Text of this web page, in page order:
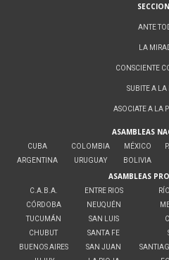
ANTE
LA
CONSCIENTE
SUBITE A LA
ASOCIATE A LA
ASAMBLEAS
CUBA
ARGENTINA
COLOMBIA
URUGUAY
MÉXICO
BOLIVIA
ASAMBLEAS
C.A.B.A.
CÓRDOBA
TUCUMÁN
CHUBUT
BUENOS AIRES
ENTRE RIOS
NEUQUÉN
SAN LUIS
SANTA FE
SAN JUAN